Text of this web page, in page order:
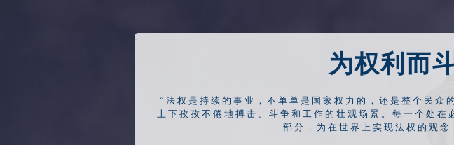
为权利而
“法权是持续的事业，不单单是国家权力的，还是整个民众
上下孜孜不倦地搏击、斗争和工作的壮观场景 。每一个处在
部分，为在世界上实现法权的观
·